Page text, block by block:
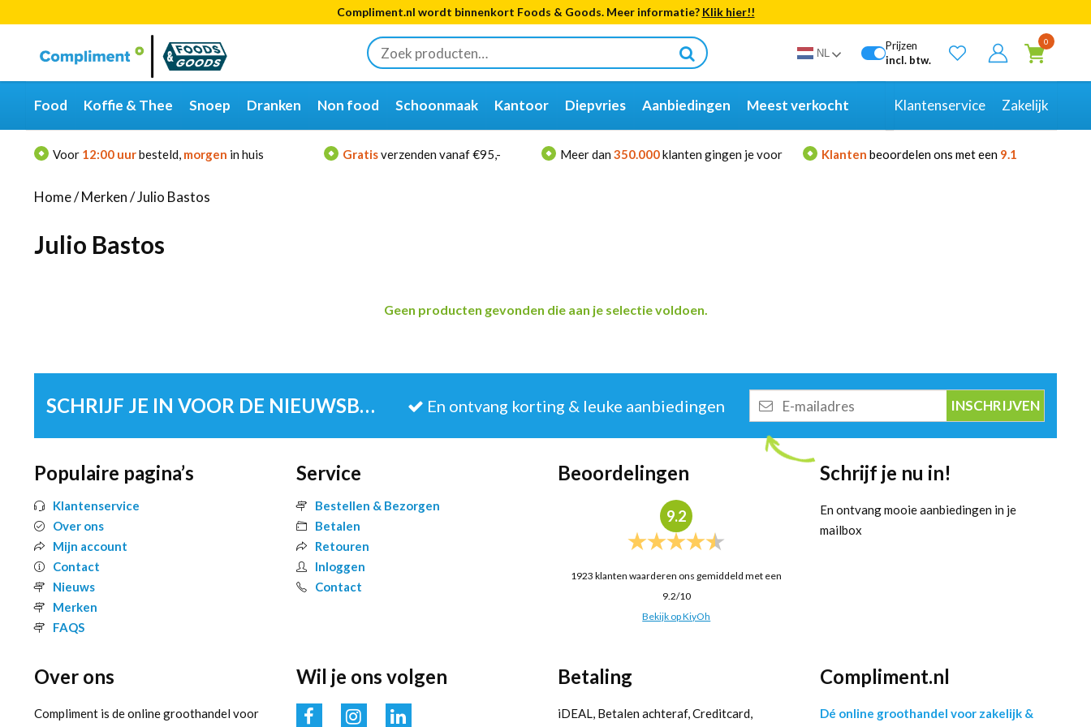
Compliment.nl wordt binnenkort Foods & Goods. Meer informatie? Klik hier!!
Zoeken
naar:
Categorieën
Merken
NL
Prijzen
incl. btw.
0
Food Koffie & Thee Snoep Dranken Non food Schoonmaak Kantoor Diepvries Aanbiedingen Meest verkocht Klantenservice Zakelijk
Voor 12:00 uurbesteld, morgen in huis Gratisverzenden vanaf €95,- Meer dan 350.000klanten gingen je voor Klanten beoordelen ons met een 9.1
Home/Merken/Julio Bastos
Julio Bastos
Geen producten gevonden die aan je selectie voldoen.
SCHRIJF JE IN VOOR DE NIEUWSBRIEF En ontvang korting & leuke aanbiedingen
mailadres
Populaire pagina’s
Klantenservice
Over ons
Mijn account
Contact
Nieuws
Merken
FAQS
Service
Bestellen & Bezorgen
Betalen
Retouren
Inloggen
Contact
Beoordelingen
9.2
1923 klanten waarderen ons gemiddeld met een
9.2/10
Bekijk op KiyOh
Schrijf je nu in!
En ontvang mooie aanbiedingen in je
mailbox
Over ons
Compliment is de online groothandel voor
Wil je ons volgen Betaling
iDEAL, Betalen achteraf, Creditcard,
Compliment.nl
Dé online groothandel voor zakelijk &